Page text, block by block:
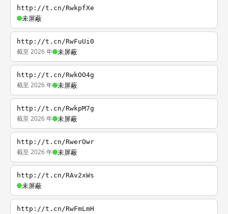
http://t.cn/RwkpfXe
未屏蔽
http://t.cn/RwFuUi0
截至 2026 年 未屏蔽
http://t.cn/RwkOO4g
截至 2026 年 未屏蔽
http://t.cn/RwkpM7g
截至 2026 年 未屏蔽
http://t.cn/RwerOwr
截至 2026 年 未屏蔽
http://t.cn/RAv2xWs
未屏蔽
http://t.cn/RwFmLmH